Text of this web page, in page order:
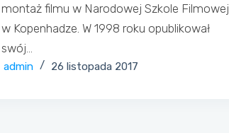
montaż filmu w Narodowej Szkole Filmowej
w Kopenhadze. W 1998 roku opublikował
swój…
admin 26 listopada 2017